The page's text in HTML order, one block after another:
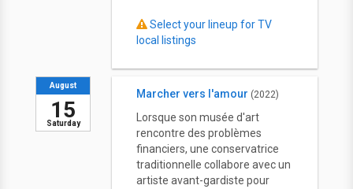
Select your lineup for TV
local listings
Saturday
August
15
Marcher vers l'amour (2022)
Lorsque son musée d'art
rencontre des problèmes
financiers, une conservatrice
traditionnelle collabore avec un
artiste avant-gardiste pour